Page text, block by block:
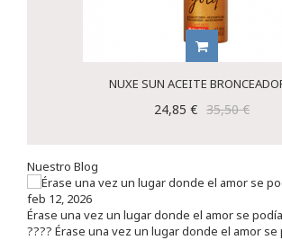
NUXE SUN ACEITE
24,85 € 35,50 €
Nuestro Blog
feb 12, 2026
Érase una vez un lugar donde el amor se
???? Érase una vez un lugar donde el amor se